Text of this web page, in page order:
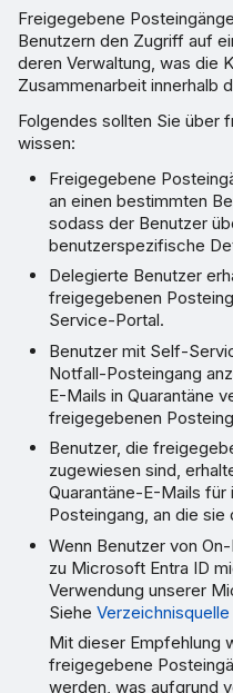
Freigegebene
Benutzern den Zugriff auf
deren Verwaltung, was die
Zusammenarbeit innerhalb
Folgendes sollten Sie über
wissen:
Freigegebene
an einen bestimmten
sodass der Benutzer
benutzerspezifische
Delegierte Benutzer
freigegebenen
Service-Portal.
Benutzer mit Self-
Notfall-Posteingang
E-Mails in Quarantäne
freigegebenen
Benutzer, die
zugewiesen sind,
Quarantäne-E-Mails für
Posteingang, an die
Wenn Benutzer von
zu Microsoft Entra ID
Verwendung unserer
SieheVerzeichnisquelle
Mit dieser Empfehlung
freigegebene
werden, was aufgrund